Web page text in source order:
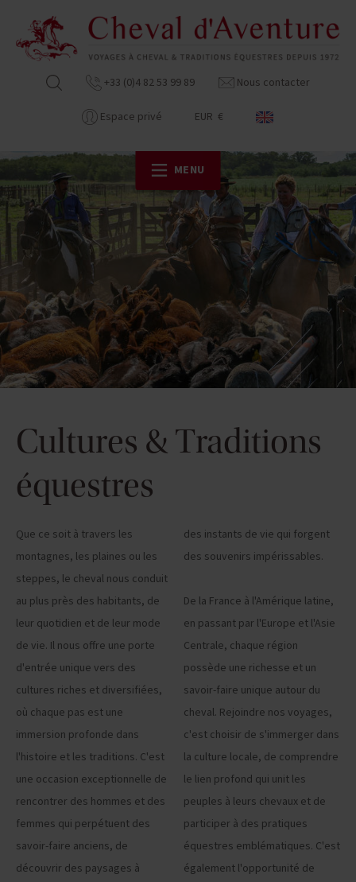
+33 (0)4 82 53 99 89 Nous contacter
Espace privé EUR €
MENU
Cultures & Traditions
équestres
Que ce soit à travers les
montagnes, les plaines ou les
steppes, le cheval nous conduit
au plus près des habitants, de
leur quotidien et de leur mode
de vie. Il nous offre une porte
d'entrée unique vers des
cultures riches et diversifiées,
où chaque pas est une
immersion profonde dans
l'histoire et les traditions. C'est
une occasion exceptionnelle de
rencontrer des hommes et des
femmes qui perpétuent des
savoir-faire anciens, de
découvrir des paysages à
des instants de vie qui forgent
des souvenirs impérissables.
De la France à l'Amérique latine,
en passant par l'Europe et l'Asie
Centrale, chaque région
possède une richesse et un
savoir-faire unique autour du
cheval. Rejoindre nos voyages,
c'est choisir de s'immerger dans
la culture locale, de comprendre
le lien profond qui unit les
peuples à leurs chevaux et de
participer à des pratiques
équestres emblématiques. C'est
également l'opportunité de